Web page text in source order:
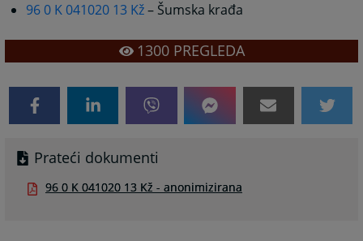
96 0 K 041020 13 Kž– Šumska krađa
1300PREGLEDA
Prateći dokumenti
96 0 K 041020 13 Kž - anonimizirana